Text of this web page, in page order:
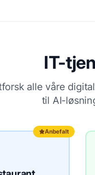
IT-
alle våre
til AI-
Anbefalt